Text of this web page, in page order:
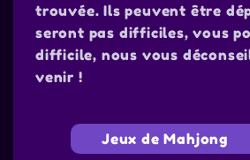
trouvée. Ils peuvent être
seront pas difficiles, vous
difficile, nous vous
venir !
Jeux de Mahjong